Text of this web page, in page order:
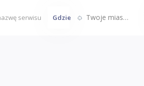
Gdzie Twoje miasto...